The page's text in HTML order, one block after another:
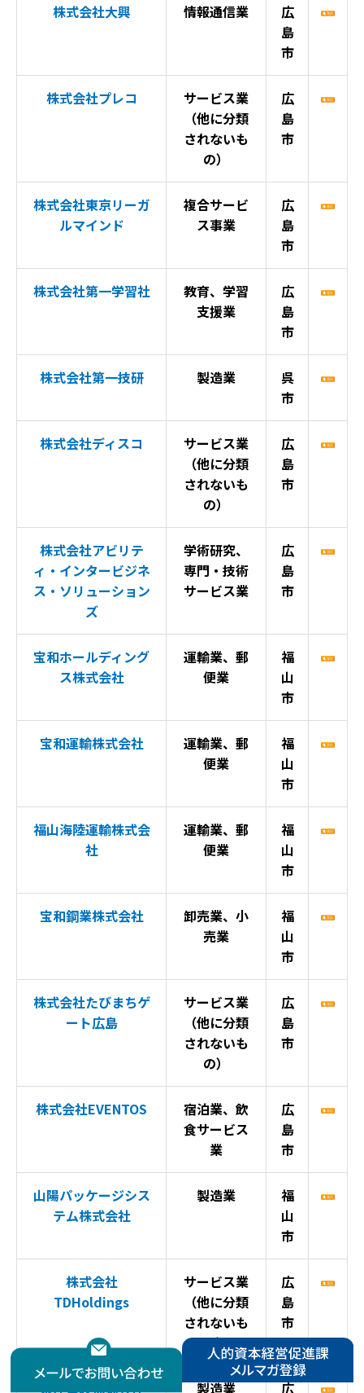
株式会社大興 情報通信業
広
島
市
株式会社プレコ
サービス業
（他に分類
されないも
の）
広
島
市
株式会社東京リーガ
ルマインド
複合サービ
ス事業
広
島
市
株式会社第一学習社
教育、学習
支援業
広
島
市
株式会社第一技研 製造業
呉
市
株式会社ディスコ
サービス業
（他に分類
されないも
の）
広
島
市
株式会社アビリテ
ィ・インタービジネ
ス・ソリューション
ズ
学術研究、
専門・技術
サービス業
広
島
市
宝和ホールディング
ス株式会社
運輸業、郵
便業
福
山
市
宝和運輸株式会社
運輸業、郵
便業
福
山
市
福山海陸運輸株式会
社
運輸業、郵
便業
福
山
市
宝和鋼業株式会社
卸売業、小
売業
福
山
市
株式会社たびまちゲ
ート広島
サービス業
（他に分類
されないも
の）
広
島
市
株式会社EVENTOS
宿泊業、飲
食サービス
業
広
島
市
山陽パッケージシス
テム株式会社
製造業
福
山
市
株式会社
TDHoldings
サービス業
（他に分類
されないも
の）
広
島
市
東洋電装株式会社 製造業 広